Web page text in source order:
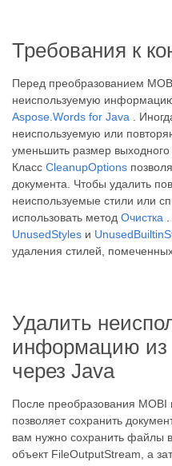
Требования к
Перед преобразованием
неиспользуемую
Aspose.Words for Java .
неиспользуемую или
уменьшить размер
Класс CleanupOptions
документа. Чтобы удалить
неиспользуемые стили или
использовать метод Очистка
UnusedStyles и
удаления стилей,
Удалить
информацию из
через Java
После преобразования MOBI
позволяет сохранить
вам нужно сохранить файлы
объект FileOutputStream, а